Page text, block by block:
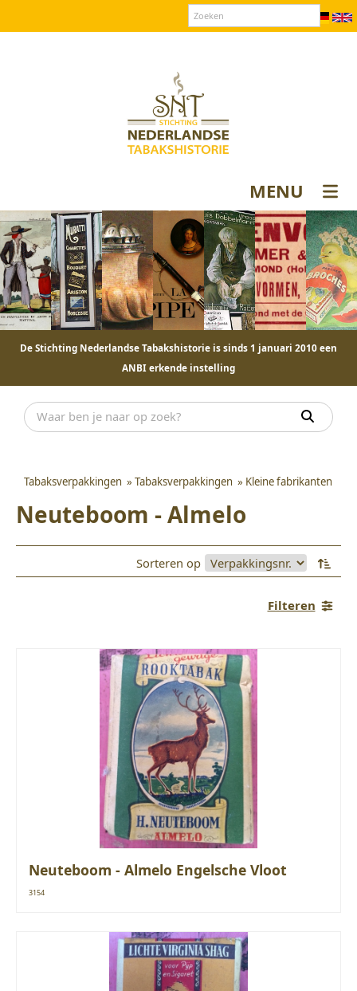
MENU
De Stichting Nederlandse Tabakshistorie is sinds 1 januari 2010 een
ANBI erkende instelling
Tabaksverpakkingen » Tabaksverpakkingen » Kleine fabrikanten
Neuteboom - Almelo
Sorteren op
Filteren
Neuteboom - Almelo Engelsche Vloot
3154